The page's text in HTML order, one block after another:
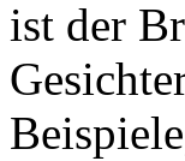
ist der